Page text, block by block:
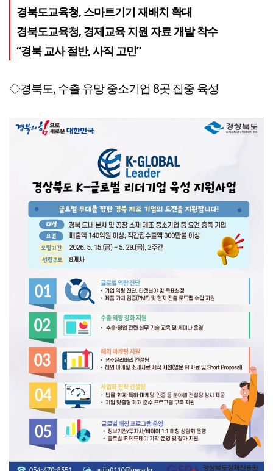
경북도교육청, 스마트기기 재배치 확대
경북도교육청, 경제교육 지원 자료 개발 착수
“경북 교사 절반, 사직 고민”
◇경북도, 수출 유망 중소기업 8곳 집중 육성